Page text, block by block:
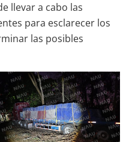
llevar a cabo las
para esclarecer los
las posibles